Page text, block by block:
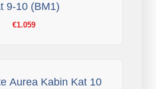
9-10 (BM1)
€1.059
Aurea Kabin Kat 10